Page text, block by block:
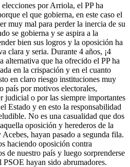
por Arriola, el PP ha
el que gobierna, en este caso el
muy mal para perder la inercia de su
se gobierna y se aspira a la
bien sus logros y la oposición ha
clara y seria. Durante 4 años, ¡4
alternativa que ha ofrecido el PP ha
en la crispación y en el cuanto
en claro riesgo instituciones muy
país por motivos electorales,
judicial o por las siempre importantes
Estado y en esto la responsabilidad
No es una casualidad que dos
oposición y herederos de la
hayan pasado a segunda fila.
haciendo oposición contra
de nuestro país y luego sorprenderse
hayan sido abrumadores.